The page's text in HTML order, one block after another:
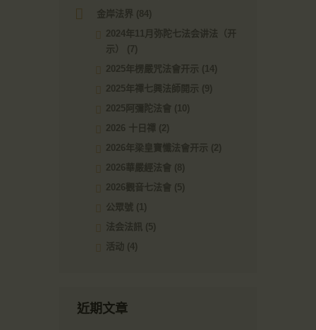
金岸法界 (84)
2024年11月弥陀七法会讲法（开
示）
(7)
2025年楞嚴咒法會开示 (14)
2025年禪七興法師開示 (9)
2025阿彌陀法會 (10)
2026 十日禪
(2)
2026年梁皇寶懺法會开示 (2)
2026華嚴經法會 (8)
2026觀音七法會 (5)
公眾號
(1)
法会法訊 (5)
活动 (4)
近期文章